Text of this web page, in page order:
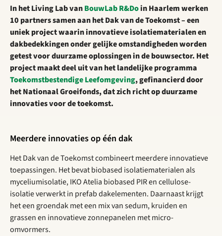
In het Living Lab vanBouwLab R&Doin Haarlem werken
10 partners samen aan het Dak van de Toekomst – een
uniek project waarin innovatieve isolatiematerialen en
dakbedekkingen onder gelijke omstandigheden worden
getest voor duurzame oplossingen in de bouwsector. Het
project maakt deel uit van het landelijke programma
Toekomstbestendige Leefomgeving, gefinancierd door
het Nationaal Groeifonds, dat zich richt op duurzame
innovaties voor de toekomst.
Meerdere innovaties op één dak
Het Dak van de Toekomst combineert meerdere innovatieve
toepassingen. Het bevat biobased isolatiematerialen als
myceliumisolatie, IKO Atelia biobased PIR en cellulose-
isolatie verwerkt in prefab dakelementen. Daarnaast krijgt
het een groendak met een mix van sedum, kruiden en
grassen en innovatieve zonnepanelen met micro-
omvormers.